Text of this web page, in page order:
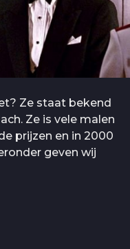
Ze staat bekend
Ze is vele malen
prijzen en in 2000
geven wij